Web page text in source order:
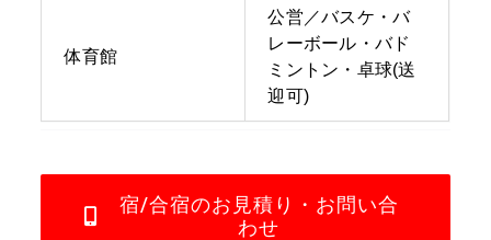
体育館
公営／バスケ・バ
レーボール・バド
ミントン・卓球(送
迎可)
宿/合宿のお見積り・お問い合
わせ